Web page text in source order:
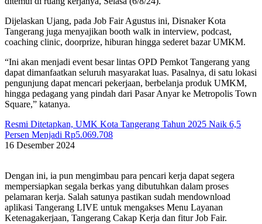
Dijelaskan Ujang, pada Job Fair Agustus ini, Disnaker Kota
Tangerang juga menyajikan booth walk in interview, podcast,
coaching clinic, doorprize, hiburan hingga sederet bazar UMKM.
“Ini akan menjadi event besar lintas OPD Pemkot Tangerang yang
dapat dimanfaatkan seluruh masyarakat luas. Pasalnya, di satu lokasi
pengunjung dapat mencari pekerjaan, berbelanja produk UMKM,
hingga pedagang yang pindah dari Pasar Anyar ke Metropolis Town
Square,” katanya.
Resmi Ditetapkan, UMK Kota Tangerang Tahun 2025 Naik 6,5
Persen Menjadi Rp5.069.708
16 Desember 2024
Dengan ini, ia pun mengimbau para pencari kerja dapat segera
mempersiapkan segala berkas yang dibutuhkan dalam proses
pelamaran kerja. Salah satunya pastikan sudah mendownload
aplikasi Tangerang LIVE untuk mengakses Menu Layanan
Ketenagakerjaan, Tangerang Cakap Kerja dan fitur Job Fair.